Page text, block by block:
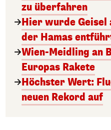
zu überfahren
Hier wurde Geisel
der Hamas
Wien-Meidling an
Europas Rakete
Höchster Wert:
neuen Rekord auf